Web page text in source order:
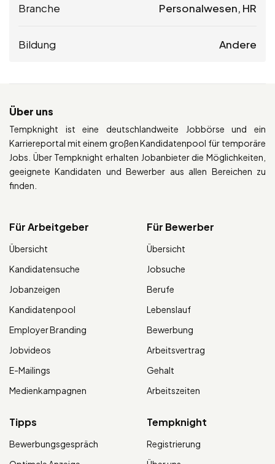
Branche Personalwesen, HR
Bildung Andere
Über uns
Tempknight ist eine deutschlandweite Jobbörse und ein
Karriereportal mit einem großen Kandidatenpool für temporäre
Jobs. Über Tempknight erhalten Jobanbieter die Möglichkeiten,
geeignete Kandidaten und Bewerber aus allen Bereichen zu
finden.
Für Arbeitgeber
Übersicht
Kandidatensuche
Jobanzeigen
Kandidatenpool
Employer Branding
Jobvideos
E-Mailings
Medienkampagnen
Für Bewerber
Übersicht
Jobsuche
Berufe
Lebenslauf
Bewerbung
Arbeitsvertrag
Gehalt
Arbeitszeiten
Tipps
Bewerbungsgespräch
Tempknight
Registrierung